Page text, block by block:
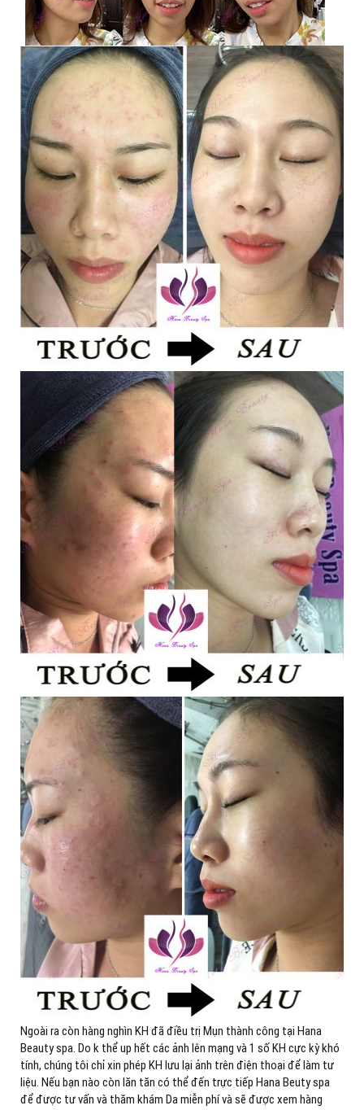
Ngoài ra còn hàng nghìn KH đã điều trị Mụn thành công tại Hana
Beauty spa. Do k thể up hết các ảnh lên mạng và 1 số KH cực kỳ khó
tính, chúng tôi chỉ xin phép KH lưu lại ảnh trên điện thoại để làm tư
liệu. Nếu bạn nào còn lăn tăn có thể đến trực tiếp Hana Beuty spa
để được tư vấn và thăm khám Da miễn phí và sẽ được xem hàng